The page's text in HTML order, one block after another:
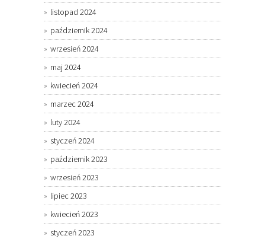
listopad 2024
październik 2024
wrzesień 2024
maj 2024
kwiecień 2024
marzec 2024
luty 2024
styczeń 2024
październik 2023
wrzesień 2023
lipiec 2023
kwiecień 2023
styczeń 2023